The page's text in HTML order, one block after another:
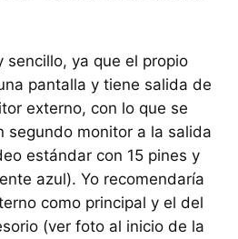
sencillo, ya que el propio
pantalla y tiene salida de
externo, con lo que se
segundo monitor a la salida
estándar con 15 pines y
azul). Yo recomendaría
como principal y el del
(ver foto al inicio de la